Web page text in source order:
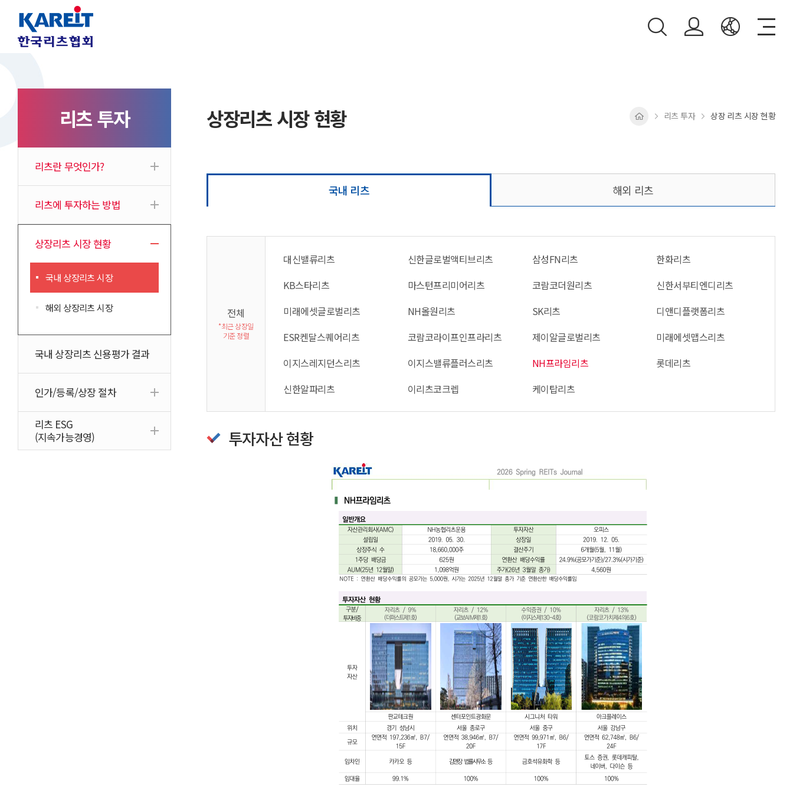
리츠 투자
리츠란 무엇인가?
리츠에 투자하는 방법
상장리츠 시장 현황
국내 상장리츠 시장
해외 상장리츠 시장
국내 상장리츠 신용평가 결과
인가/등록/상장 절차
리츠 ESG
(지속가능경영)
상장리츠 시장 현황 리츠 투자 상장 리츠 시장 현황
국내 리츠 해외 리츠
전체
*최근 상장일
기준 정렬
대신밸류리츠 신한글로벌액티브리츠 삼성FN리츠
한화리츠
KB스타리츠
마스턴프리미어리츠 코람코더원리츠
신한서부티엔디리츠
미래에셋글로벌리츠
NH올원리츠 SK리츠
디앤디플랫폼리츠
ESR켄달스퀘어리츠
코람코라이프인프라리츠 제이알글로벌리츠
미래에셋맵스리츠
이지스레지던스리츠
이지스밸류플러스리츠 NH프라임리츠
롯데리츠
신한알파리츠
이리츠코크렙 케이탑리츠
투자자산 현황